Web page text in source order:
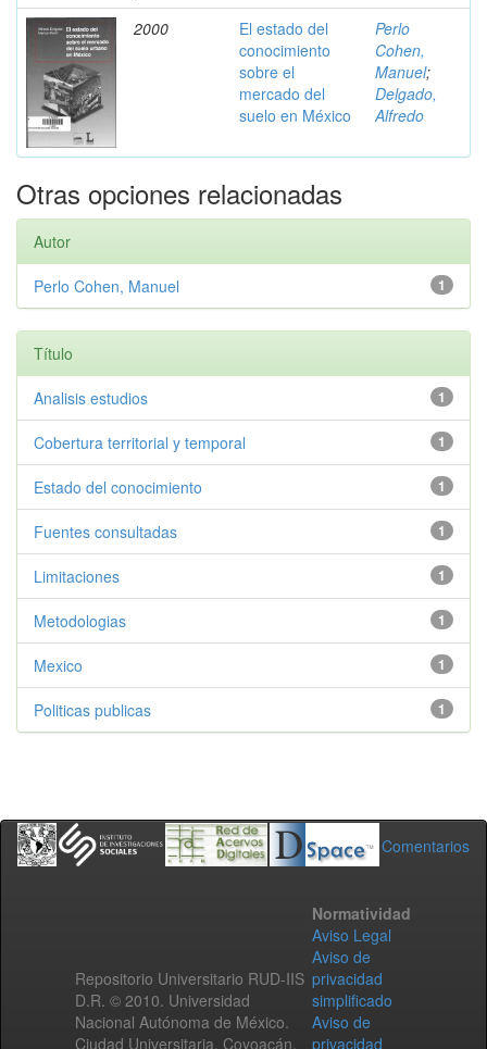
2000
El estado del
conocimiento
sobre el
mercado del
suelo en México
Perlo
Cohen,
Manuel;
Delgado,
Alfredo
Otras opciones relacionadas
Autor
1
Perlo Cohen, Manuel
Título
1
Analisis estudios
1
Cobertura territorial y temporal
1
Estado del conocimiento
1
Fuentes consultadas
1
Limitaciones
1
Metodologias
1
Mexico
1
Politicas publicas
Comentarios
Repositorio Universitario RUD-IIS
D.R. © 2010. Universidad
Nacional Autónoma de México.
Ciudad Universitaria, Coyoacán,
Normatividad
Aviso Legal
Aviso de
privacidad
simplificado
Aviso de
privacidad